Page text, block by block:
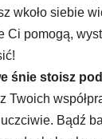
wkoło siebie
Ci pomogą,
śnie stoisz
Twoich
uczciwie. Bądź